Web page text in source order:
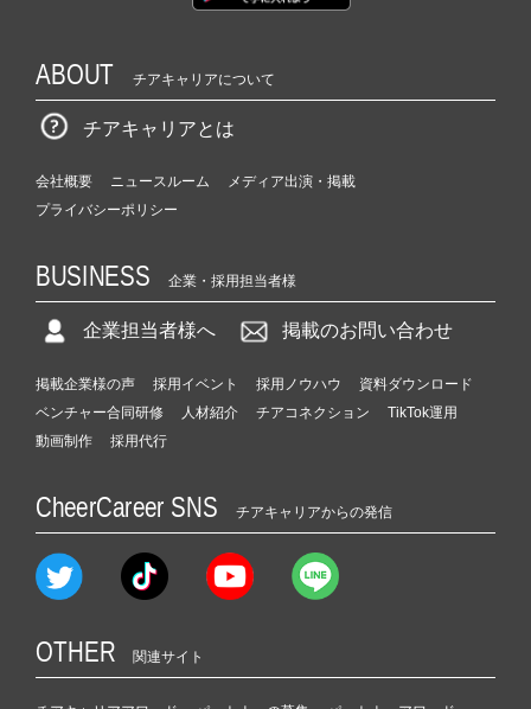
ABOUT チアキャリアについて
チアキャリアとは
会社概要 ニュースルーム
メディア出演・掲載
プライバシーポリシー
BUSINESS 企業・採用担当者様
企業担当者様へ 掲載のお問い合わせ
掲載企業様の声 採用イベント 採用ノウハウ
資料ダウンロード
ベンチャー合同研修
人材紹介 チアコネクション
TikTok運用
動画制作
採用代行
CheerCareer SNS チアキャリアからの発信
OTHER 関連サイト